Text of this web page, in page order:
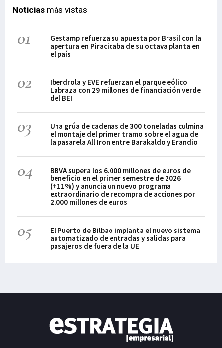
Noticias más vistas
01
Gestamp refuerza su apuesta por Brasil con la
apertura en Piracicaba de su octava planta en
el país
02
Iberdrola y EVE refuerzan el parque eólico
Labraza con 29 millones de financiación verde
del BEI
03
Una grúa de cadenas de 300 toneladas culmina
el montaje del primer tramo sobre el agua de
la pasarela All Iron entre Barakaldo y Erandio
04
BBVA supera los 6.000 millones de euros de
beneficio en el primer semestre de 2026
(+11%) y anuncia un nuevo programa
extraordinario de recompra de acciones por
2.000 millones de euros
05
El Puerto de Bilbao implanta el nuevo sistema
automatizado de entradas y salidas para
pasajeros de fuera de la UE